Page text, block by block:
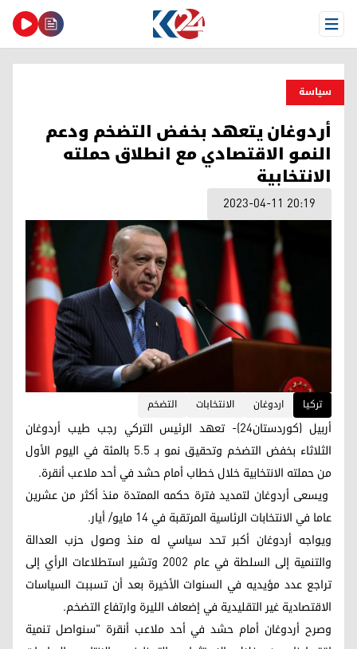
Open Menu
سیاسة
أردوغان يتعهد بخفض التضخم ودعم
النمو الاقتصادي مع انطلاق حملته
الانتخابية
2023-04-11 20:19
ترکیا اردوغان الانتخابات التضخم
أربيل (كوردستان24)- تعهد الرئيس التركي رجب طيب أردوغان
الثلاثاء بخفض التضخم وتحقيق نمو بـ 5.5 بالمئة في اليوم الأول
من حملته الانتخابية خلال خطاب أمام حشد في أحد ملاعب أنقرة.
ويسعى أردوغان لتمديد فترة حكمه الممتدة منذ أكثر من عشرين
عاما في الانتخابات الرئاسية المرتقبة في 14 مايو/ أيار.
ويواجه أردوغان أكبر تحد سياسي له منذ وصول حزب العدالة
والتنمية إلى السلطة في عام 2002 وتشير استطلاعات الرأي إلى
تراجع عدد مؤيديه في السنوات الأخيرة بعد أن تسببت السياسات
الاقتصادية غير التقليدية في إضعاف الليرة وارتفاع التضخم.
وصرح أردوغان أمام حشد في أحد ملاعب أنقرة "سنواصل تنمية